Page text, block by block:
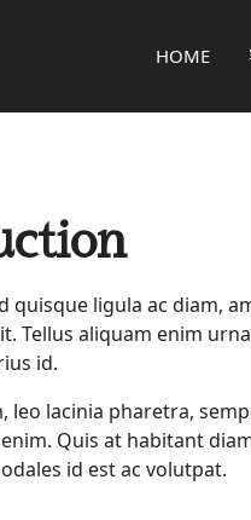
HOME
quisque ligula ac diam,
Tellus aliquam enim
id.
leo lacinia pharetra,
Quis at habitant
id est ac volutpat.